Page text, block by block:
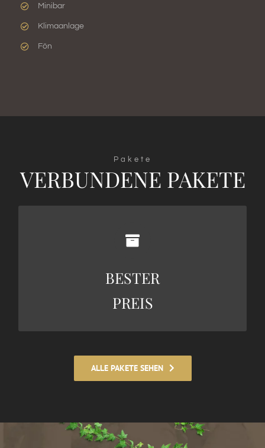
Minibar
Klimaanlage
Fön
Pakete
VERBUNDENE PAKETE
BESTER
PREIS
181€
ALLE PAKETE SEHEN